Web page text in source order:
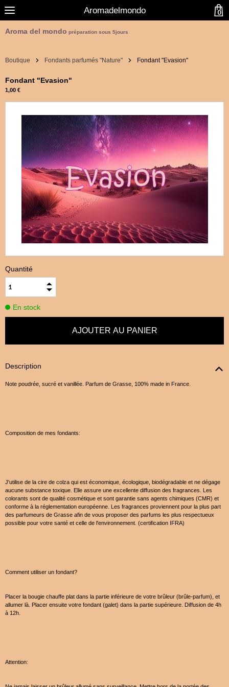
Aromadelmondo
Aroma del mondo préparation sous 5jours
Boutique Fondants parfumés "Nature" Fondant "Evasion"
Fondant "Evasion"
1,00 €
Quantité
En stock
Description
Note poudrée, sucré et vanillée. Parfum de Grasse, 100% made in France.
Composition de mes fondants:
J'utilise de la cire de colza qui est économique, écologique, biodégradable et ne dégage
aucune substance toxique. Elle assure une excellente diffusion des fragrances. Les
colorants sont de qualité cosmétique et sont garantie sans agents chimiques (CMR) et
conforme à la réglementation européenne. Les fragrances proviennent pour la plus part
des parfumeurs de Grasse afin de vous proposer des parfums les plus respectueux
possible pour votre santé et celle de l'environnement. (certification IFRA)
Comment utiliser un fondant?
Placer la bougie chauffe plat dans la partie inférieure de votre brûleur (brûle-parfum), et
allumer là. Placer ensuite votre fondant (galet) dans la partie supérieure. Diffusion de 4h
à 12h.
Attention:
0